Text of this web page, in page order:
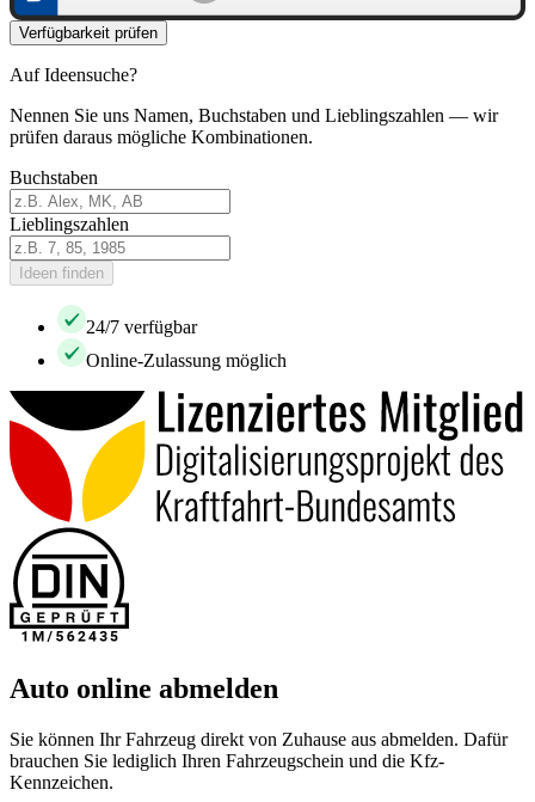
Verfügbarkeit prüfen
Auf Ideensuche?
Nennen Sie uns Namen, Buchstaben und Lieblingszahlen — wir
prüfen daraus mögliche Kombinationen.
Buchstaben
Lieblingszahlen
Ideen finden
24/7 verfügbar
Online-Zulassung möglich
Auto online abmelden
Sie können Ihr Fahrzeug direkt von Zuhause aus abmelden. Dafür
brauchen Sie lediglich Ihren Fahrzeugschein und die Kfz-
Kennzeichen.